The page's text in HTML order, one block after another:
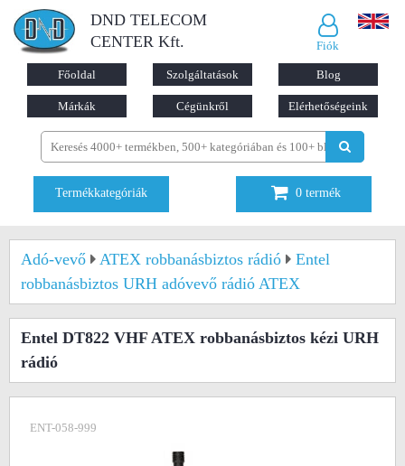
DND TELECOM
CENTER Kft.
Fiók
Főoldal Szolgáltatások Blog
Márkák Cégünkről Elérhetőségeink
Termékkategóriák 0 termék
Adó-vevő ATEX robbanásbiztos rádió
Entel
robbanásbiztos URH adóvevő rádió ATEX
Entel DT822 VHF ATEX robbanásbiztos kézi URH
rádió
ENT-058-999